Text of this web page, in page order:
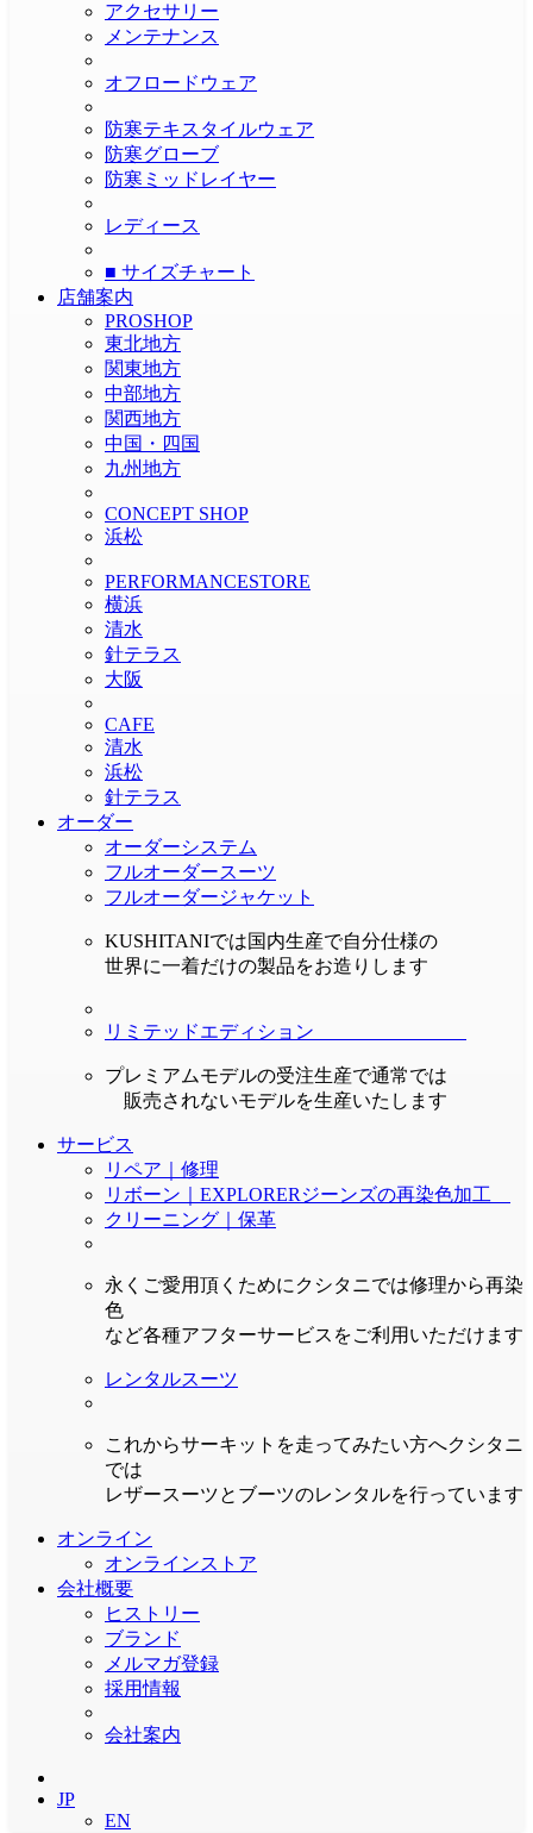
アクセサリー
メンテナンス
オフロードウェア
防寒テキスタイルウェア
防寒グローブ
防寒ミッドレイヤー
レディース
■ サイズチャート
店舗案内
PROSHOP
東北地方
関東地方
中部地方
関西地方
中国・四国
九州地方
CONCEPT SHOP
浜松
PERFORMANCESTORE
横浜
清水
針テラス
大阪
CAFE
清水
浜松
針テラス
オーダー
オーダーシステム
フルオーダースーツ
フルオーダージャケット
KUSHITANIでは国内生産で自分仕様の
世界に一着だけの製品をお造りします
リミテッドエディション
プレミアムモデルの受注生産で通常では
販売されないモデルを生産いたします
サービス
リペア｜修理
リボーン｜EXPLORERジーンズの再染色加工
クリーニング｜保革
永くご愛用頂くためにクシタニでは修理から再染
色
など各種アフターサービスをご利用いただけます
レンタルスーツ
これからサーキットを走ってみたい方へクシタニ
では
レザースーツとブーツのレンタルを行っています
オンライン
オンラインストア
会社概要
ヒストリー
ブランド
メルマガ登録
採用情報
会社案内
JP
EN